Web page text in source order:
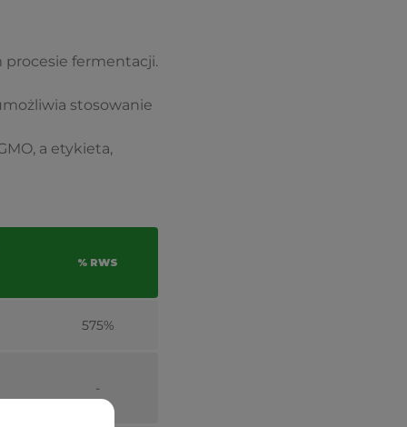
fermentacji.
stosowanie
a etykieta,
% RWS
575%
-